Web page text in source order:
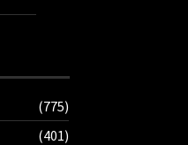
(775)
(401)